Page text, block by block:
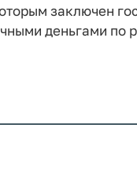
заключен
деньгами по